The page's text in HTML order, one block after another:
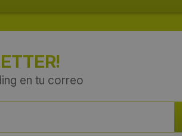
en tu correo